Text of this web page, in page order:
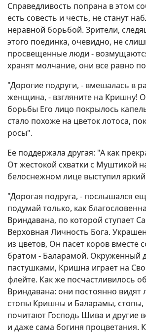
Справедливость попрана в этом
есть совесть и честь, не станут
неравной борьбой. Зрители,
этого поединка, очевидно, не
просвещенные люди -
хранят молчание, они все равно
"Дорогие подруги, - вмешалась в
женщина, - взгляните на Кришну!
борьбы Его лицо покрылось
стало похоже на цветок лотоса,
росы".
Ее поддержала другая: "А как
От жестокой схватки с Муштикой
белоснежном лице выступил
"Дорогая подруга, - послышался
подумай только, как
Вриндавана, по которой ступает
Верховная Личность Бога.
из цветов, Он пасет коров вместе
братом - Баларамой. Окруженный
пастушками, Кришна играет на
флейте. Как же посчастливилось
Вриндавана: они постоянно видят
стопы Кришны и Баларамы, стопы,
почитают Господь Шива и другие
и даже сама богиня процветания.